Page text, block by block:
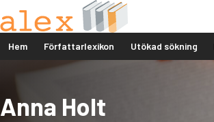
Hem Författarlexikon Utökad sökning
Anna Holt